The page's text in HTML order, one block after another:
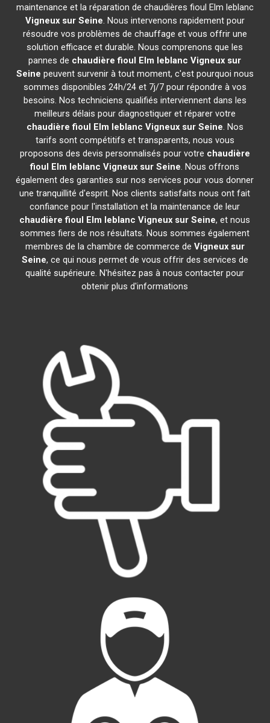
maintenance et la réparation de chaudières fioul Elm leblanc
Vigneux sur Seine. Nous intervenons rapidement pour
résoudre vos problèmes de chauffage et vous offrir une
solution efficace et durable. Nous comprenons que les
pannes de chaudière fioul Elm leblanc Vigneux sur
Seine peuvent survenir à tout moment, c'est pourquoi nous
sommes disponibles 24h/24 et 7j/7 pour répondre à vos
besoins. Nos techniciens qualifiés interviennent dans les
meilleurs délais pour diagnostiquer et réparer votre
chaudière fioul Elm leblanc Vigneux sur Seine. Nos
tarifs sont compétitifs et transparents, nous vous
proposons des devis personnalisés pour votre chaudière
fioul Elm leblanc Vigneux sur Seine. Nous offrons
également des garanties sur nos services pour vous donner
une tranquillité d'esprit. Nos clients satisfaits nous ont fait
confiance pour l'installation et la maintenance de leur
chaudière fioul Elm leblanc Vigneux sur Seine, et nous
sommes fiers de nos résultats. Nous sommes également
membres de la chambre de commerce de Vigneux sur
Seine, ce qui nous permet de vous offrir des services de
qualité supérieure. N'hésitez pas à nous contacter pour
obtenir plus d'informations